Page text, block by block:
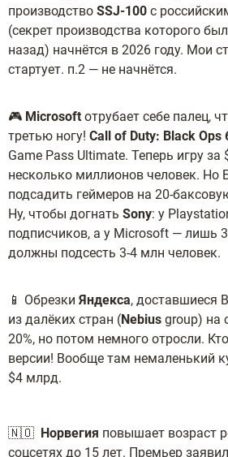
производство SSJ-100 с
(секрет производства которого
назад) начнётся в 2026 году. Мои
стартует. п.2 — не начнётся.
🎮 Microsoft отрубает себе палец,
третью ногу! Call of Duty: Black Ops
Game Pass Ultimate. Теперь игру за
несколько миллионов человек. Но
подсадить геймеров на 20-
Ну, чтобы догнать Sony: у
подписчиков, а у Microsoft — лишь
должны подсесть 3-4 млн человек.
📱 Обрезки Яндекса, доставшиеся
из далёких стран (Nebius group) на
20%, но потом немного отросли.
версии! Вообще там немаленький
$4 млрд.
🇳🇴 Норвегия повышает возраст
соцсетях до 15 лет. Премьер